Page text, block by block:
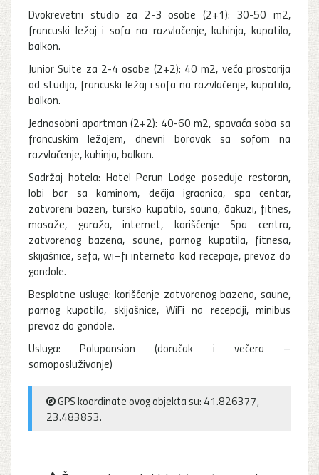
Dvokrevetni studio za 2-3 osobe (2+1): 30-50 m2,
francuski ležaj i sofa na razvlačenje, kuhinja, kupatilo,
balkon.
Junior Suite za 2-4 osobe (2+2): 40 m2, veća prostorija
od studija, francuski ležaj i sofa na razvlačenje, kupatilo,
balkon.
Jednosobni apartman (2+2): 40-60 m2, spavaća soba sa
francuskim ležajem, dnevni boravak sa sofom na
razvlačenje, kuhinja, balkon.
Sadržaj hotela: Hotel Perun Lodge poseduje restoran,
lobi bar sa kaminom, dečija igraonica, spa centar,
zatvoreni bazen, tursko kupatilo, sauna, đakuzi, fitnes,
masaže, garaža, internet, korišćenje Spa centra,
zatvorenog bazena, saune, parnog kupatila, fitnesa,
skijašnice, sefa, wi–fi interneta kod recepcije, prevoz do
gondole.
Besplatne usluge: korišćenje zatvorenog bazena, saune,
parnog kupatila, skijašnice, WiFi na recepciji, minibus
prevoz do gondole.
Usluga: Polupansion (doručak i večera –
samoposluživanje)
GPS koordinate ovog objekta su: 41.826377,
23.483853.